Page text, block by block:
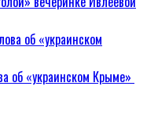
об «украинском Крыме»